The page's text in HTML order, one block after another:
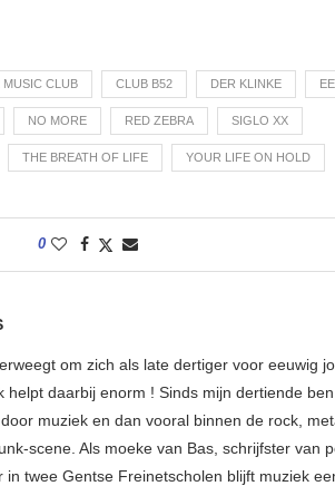
MUSIC CLUB CLUB B52 DER KLINKE
NO MORE RED ZEBRA SIGLO XX
THE BREATH OF LIFE YOUR LIFE ON HOLD
0
om zich als late dertiger voor eeuwig
helpt daarbij enorm ! Sinds mijn dertiende
muziek en dan vooral binnen de rock,
scene. Als moeke van Bas, schrijfster van
in twee Gentse Freinetscholen blijft muziek